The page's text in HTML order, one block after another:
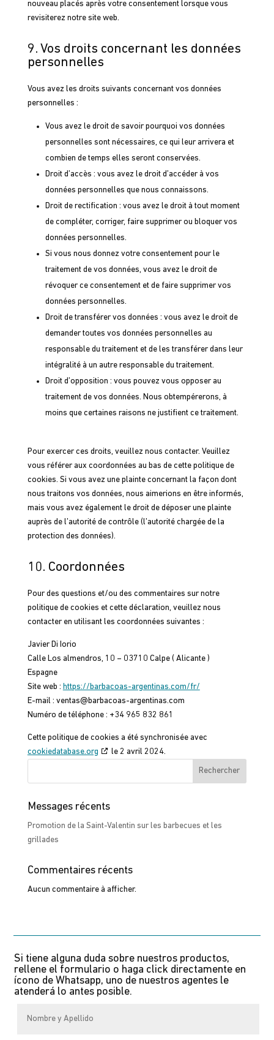
nouveau placés après votre consentement lorsque vous
revisiterez notre site web.
9. Vos droits concernant les données
personnelles
Vous avez les droits suivants concernant vos données
personnelles :
Vous avez le droit de savoir pourquoi vos données
personnelles sont nécessaires, ce qui leur arrivera et
combien de temps elles seront conservées.
Droit d’accès : vous avez le droit d’accéder à vos
données personnelles que nous connaissons.
Droit de rectification : vous avez le droit à tout moment
de compléter, corriger, faire supprimer ou bloquer vos
données personnelles.
Si vous nous donnez votre consentement pour le
traitement de vos données, vous avez le droit de
révoquer ce consentement et de faire supprimer vos
données personnelles.
Droit de transférer vos données : vous avez le droit de
demander toutes vos données personnelles au
responsable du traitement et de les transférer dans leur
intégralité à un autre responsable du traitement.
Droit d’opposition : vous pouvez vous opposer au
traitement de vos données. Nous obtempérerons, à
moins que certaines raisons ne justifient ce traitement.
Pour exercer ces droits, veuillez nous contacter. Veuillez
vous référer aux coordonnées au bas de cette politique de
cookies. Si vous avez une plainte concernant la façon dont
nous traitons vos données, nous aimerions en être informés,
mais vous avez également le droit de déposer une plainte
auprès de l’autorité de contrôle (l’autorité chargée de la
protection des données).
10. Coordonnées
Pour des questions et/ou des commentaires sur notre
politique de cookies et cette déclaration, veuillez nous
contacter en utilisant les coordonnées suivantes :
Javier Di Iorio
Calle Los almendros, 10 – 03710 Calpe ( Alicante )
Espagne
Site web : https://barbacoas-argentinas.com/fr/
E-mail : ventas@barbacoas-argentinas.com
Numéro de téléphone : +34 965 832 861
Cette politique de cookies a été synchronisée avec
cookiedatabase.org
le 2 avril 2024.
Rechercher
Messages récents
Promotion de la Saint-Valentin sur les barbecues et les
grillades
Commentaires récents
Aucun commentaire à afficher.
Si tiene alguna duda sobre nuestros productos,
rellene el formulario o haga click directamente en
ícono de Whatsapp, uno de nuestros agentes le
atenderá lo antes posible.